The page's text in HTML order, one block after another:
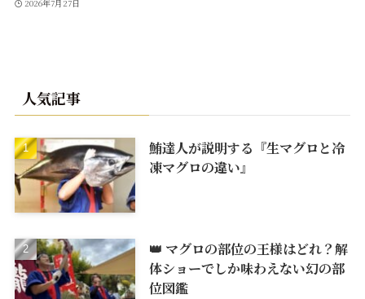
2026年7月27日
人気記事
鮪達人が説明する『生マグロと冷
凍マグロの違い』
👑 マグロの部位の王様はどれ？解
体ショーでしか味わえない幻の部
位図鑑